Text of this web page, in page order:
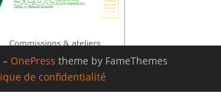
– OnePress theme by FameThemes
de confidentialité